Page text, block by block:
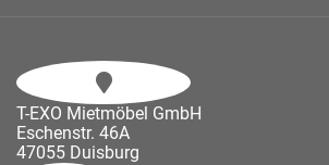
T-EXO Mietmöbel GmbH
Eschenstr. 46A
47055 Duisburg